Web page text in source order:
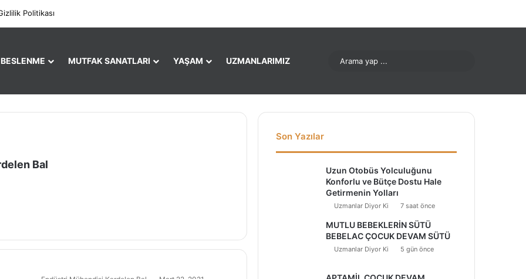
Politikası
MUTFAK SANATLARI YAŞAM UZMANLARIMIZ
Bal
Son Yazılar
Uzun Otobüs Yolculuğunu
Konforlu ve Bütçe Dostu Hale
Getirmenin Yolları
Uzmanlar Diyor Ki 7 saat önce
MUTLU BEBEKLERİN SÜTÜ
BEBELAC ÇOCUK DEVAM SÜTÜ
Uzmanlar Diyor Ki 5 gün önce